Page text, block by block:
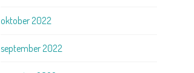
oktober 2022
september 2022